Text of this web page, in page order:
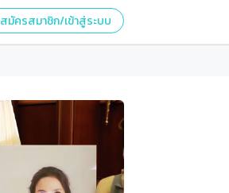
สมัครสมาชิก/เข้าสู่ระบบ